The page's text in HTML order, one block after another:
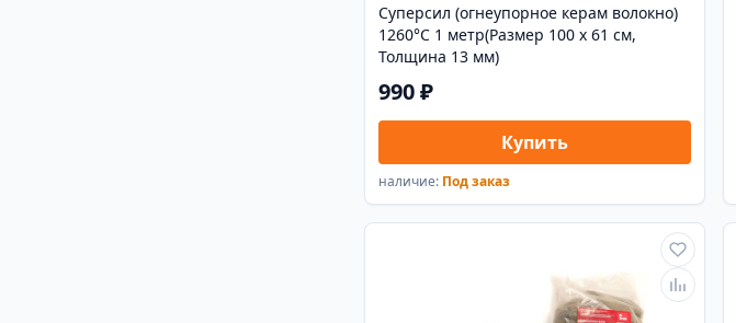
Суперсил (огнеупорное керам волокно)
1260°С 1 метр(Размер 100 х 61 см,
Толщина 13 мм)
990 ₽
Купить
наличие: Под заказ